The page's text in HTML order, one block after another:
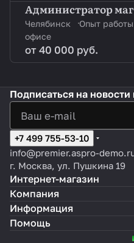
Администратор
Челябинск Опыт
офисе
от 40 000 руб.
Подписаться на новости
+7 499 755-53-10
info@premier.aspro-
г. Москва, ул. Пушкина 19
Интернет-магазин
Компания
Информация
Помощь